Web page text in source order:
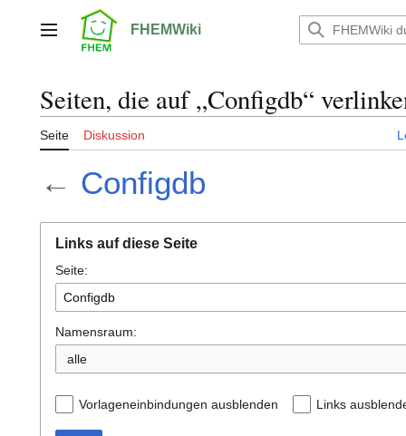
springenHauptmenü FHEMWiki
Seiten, die auf „Configdb“
Seite Diskussion
← Configdb
Links auf diese Seite
Seite:
Namensraum:
alle
Vorlageneinbindungen ausblenden Links